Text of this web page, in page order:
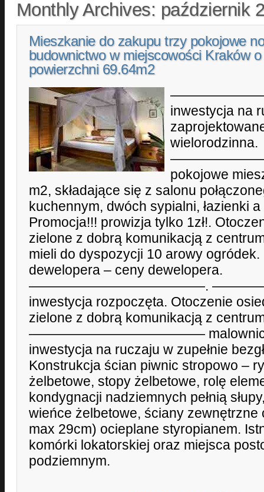
Monthly Archives: październik
Mieszkanie do zakupu trzy pokojowe
budownictwo w miejscowości Kraków o
powierzchni 69.64m2
inwestycja na
wielorodzinna.
pokojowe
m2, składające się z salonu
kuchennym, dwóch sypialni, łazienki
Promocja!!! prowizja tylko 1zł!.
zielone z dobrą komunikacją z
mieli do dyspozycji 10 arowy
dewelopera – ceny dewelopera.
—————————————.
inwestycja rozpoczęta. Otoczenie
zielone z dobrą komunikacją z
————————————— malowniczo
inwestycja na ruczaju w zupełnie
Konstrukcja ścian piwnic stropowo –
żelbetowe, stopy żelbetowe, rolę
kondygnacji nadziemnych pełnią
wieńce żelbetowe, ściany zewnętrzne
max 29cm) ocieplane styropianem.
komórki lokatorskiej oraz miejsca
podziemnym.